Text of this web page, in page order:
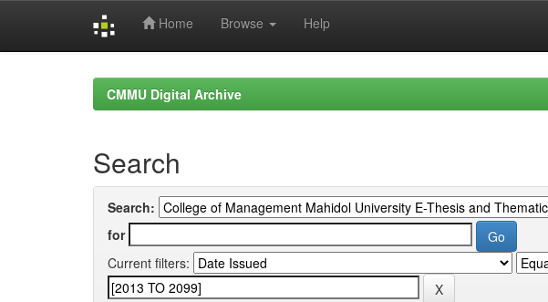
Home Browse Help
CMMU Digital Archive
Search
Search:
for
Current filters: